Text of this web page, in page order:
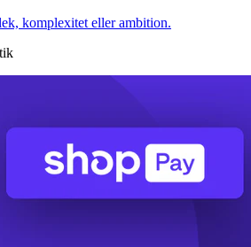
komplexitet eller ambition.